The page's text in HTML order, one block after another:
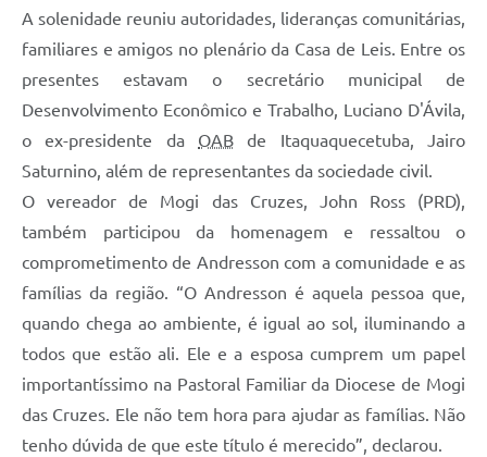
A solenidade reuniu autoridades, lideranças comunitárias,
familiares e amigos no plenário da Casa de Leis. Entre os
presentes estavam o secretário municipal de
Desenvolvimento Econômico e Trabalho, Luciano D'Ávila,
o ex-presidente da OAB de Itaquaquecetuba, Jairo
Saturnino, além de representantes da sociedade civil.
O vereador de Mogi das Cruzes, John Ross (PRD),
também participou da homenagem e ressaltou o
comprometimento de Andresson com a comunidade e as
famílias da região. “O Andresson é aquela pessoa que,
quando chega ao ambiente, é igual ao sol, iluminando a
todos que estão ali. Ele e a esposa cumprem um papel
importantíssimo na Pastoral Familiar da Diocese de Mogi
das Cruzes. Ele não tem hora para ajudar as famílias. Não
tenho dúvida de que este título é merecido”, declarou.